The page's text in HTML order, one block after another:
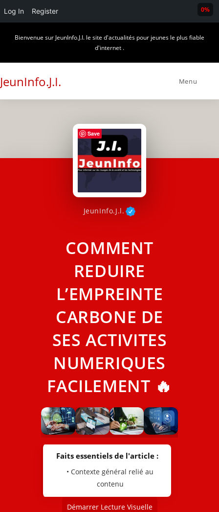
Log In Register
Bienvenue sur JeunInfo.J.I. le site d'actualités pour jeunes le plus fiable
d'internet .
JeunInfo.J.I. Menu
JeunInfo.J.l.
COMMENT
REDUIRE
L’EMPREINTE
CARBONE DE
SES ACTIVITES
NUMERIQUES
FACILEMENT 🔥
Faits essentiels de l'article :
• Contexte général relié au
contenu
Démarrer Lecture Visuelle
0%
Save